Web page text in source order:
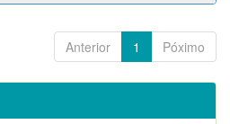
Anterior 1 Póximo